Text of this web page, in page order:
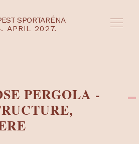
SPORTARÉNA
APRIL 2027.
PERGOLA -